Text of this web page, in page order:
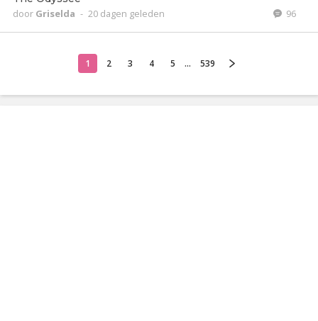
door Griselda - 20 dagen geleden 96
1 2 3 4 5 ... 539